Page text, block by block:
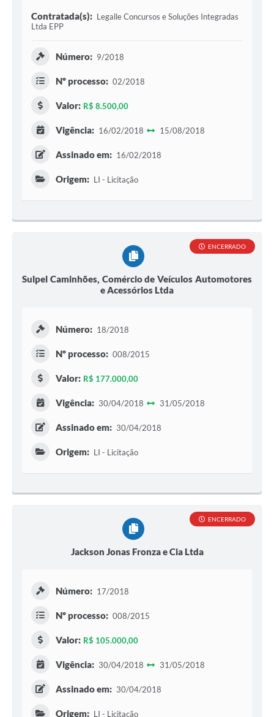
Contratada(s): Legalle Concursos e Soluções Integradas
Ltda EPP
Número: 9/2018
Nº processo: 02/2018
Valor: R$ 8.500,00
Vigência: 16/02/2018 15/08/2018
Assinado em: 16/02/2018
Origem: LI - Licitação
Sulpel Caminhões, Comércio de Veículos Automotores
e Acessórios Ltda
ENCERRADO
Número: 18/2018
Nº processo: 008/2015
Valor: R$ 177.000,00
Vigência: 30/04/2018 31/05/2018
Assinado em: 30/04/2018
Origem: LI - Licitação
Jackson Jonas Fronza e Cia Ltda
ENCERRADO
Número: 17/2018
Nº processo: 008/2015
Valor: R$ 105.000,00
Vigência: 30/04/2018 31/05/2018
Assinado em: 30/04/2018
Origem: LI - Licitação